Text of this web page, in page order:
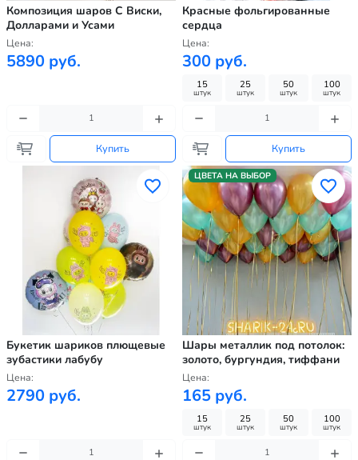
Композиция шаров С Виски,
Долларами и Усами
Цена:
5890 руб.
Купить
Красные фольгированные
сердца
Цена:
300 руб.
15
штук
25
штук
50
штук
100
штук
Купить
Букетик шариков плющевые
зубастики лабубу
Цена:
2790 руб.
ЦВЕТА НА ВЫБОР
Шары металлик под потолок:
золото, бургундия, тиффани
Цена:
165 руб.
15
штук
25
штук
50
штук
100
штук